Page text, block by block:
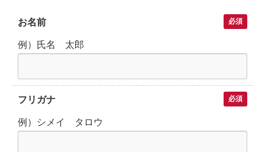
お名前 必須
例）氏名 太郎
フリガナ 必須
例）シメイ タロウ